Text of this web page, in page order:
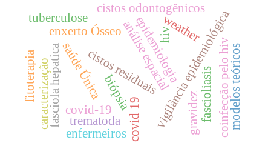
saúde Única epidemiologia
vigilância epidemiológica
análise espacial
cistos residuais
cistos odontogênicos
biópsia
enxerto Ósseo
coinfecção pelo hiv
tuberculose
covid-19 fascioliasis
fasciola hepatica trematoda
weather
caracterização
fitoterapia
enfermeiros covid 19 modelos teóricos
hiv
gravidez